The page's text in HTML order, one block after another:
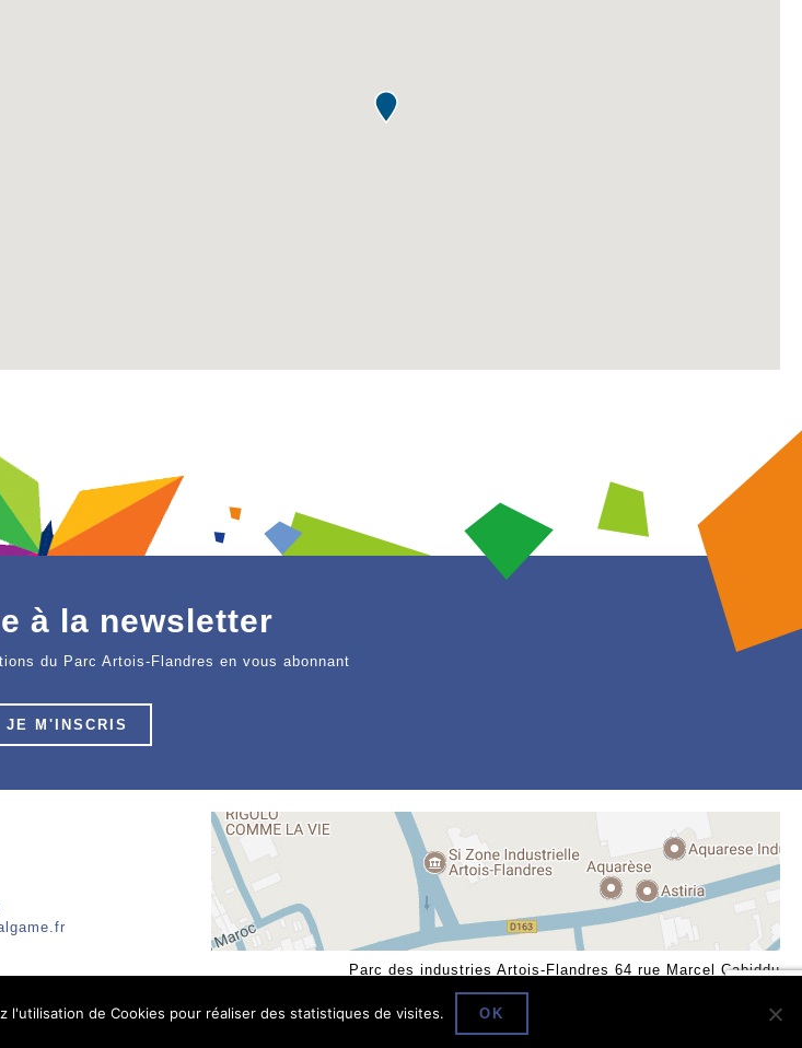
à la newsletter
du Parc Artois-Flandres en vous abonnant
JE M'INSCRIS
Parc des industries Artois-Flandres 64 rue Marcel Cabiddu
l'utilisation de Cookies pour réaliser des statistiques de visites. OK